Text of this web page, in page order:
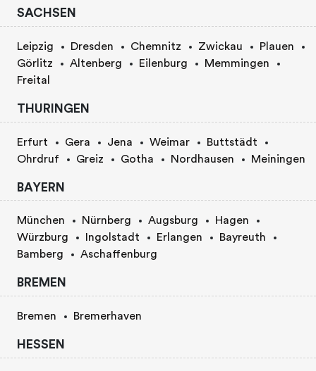
SACHSEN
Leipzig Dresden Chemnitz Zwickau
Plauen
Görlitz
Altenberg Eilenburg
Memmingen
Freital
THURINGEN
Erfurt Gera Jena Weimar
Buttstädt
Ohrdruf
Greiz Gotha Nordhausen Meiningen
BAYERN
München Nürnberg Augsburg
Hagen
Würzburg
Ingolstadt Erlangen
Bayreuth
Bamberg
Aschaffenburg
BREMEN
Bremen Bremerhaven
HESSEN